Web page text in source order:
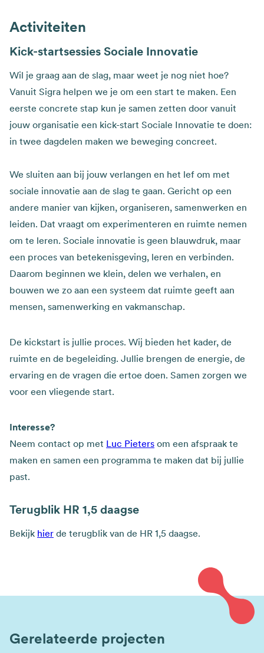
Activiteiten
Kick-startsessies Sociale Innovatie
Wil je graag aan de slag, maar weet je nog niet hoe?
Vanuit Sigra helpen we je om een start te maken. Een
eerste concrete stap kun je samen zetten door vanuit
jouw organisatie een kick-start Sociale Innovatie te doen:
in twee dagdelen maken we beweging concreet.
We sluiten aan bij jouw verlangen en het lef om met
sociale innovatie aan de slag te gaan. Gericht op een
andere manier van kijken, organiseren, samenwerken en
leiden. Dat vraagt om experimenteren en ruimte nemen
om te leren. Sociale innovatie is geen blauwdruk, maar
een proces van betekenisgeving, leren en verbinden.
Daarom beginnen we klein, delen we verhalen, en
bouwen we zo aan een systeem dat ruimte geeft aan
mensen, samenwerking en vakmanschap.
De kickstart is jullie proces. Wij bieden het kader, de
ruimte en de begeleiding. Jullie brengen de energie, de
ervaring en de vragen die ertoe doen. Samen zorgen we
voor een vliegende start.
Interesse?
Neem contact op met Luc Pieters om een afspraak te
maken en samen een programma te maken dat bij jullie
past.
Terugblik HR 1,5 daagse
Bekijk hier de terugblik van de HR 1,5 daagse.
Gerelateerde projecten